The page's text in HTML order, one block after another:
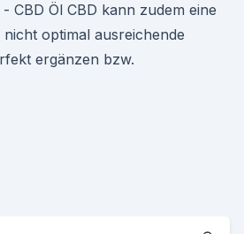
CBD Öl CBD kann zudem eine
optimal ausreichende
ergänzen bzw.